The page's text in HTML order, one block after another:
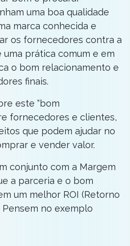
uma boa qualidade
marca conhecida e
os fornecedores contra a
prática comum e em
o bom relacionamento e
finais.
este “bom
fornecedores e clientes,
que podem ajudar no
e vender valor.
conjunto com a Margem
a parceria e o bom
um melhor ROI (Retorno
no exemplo